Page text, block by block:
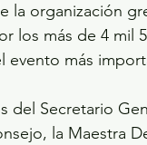
la organización
los más de 4 mil
evento más
del Secretario
la Maestra